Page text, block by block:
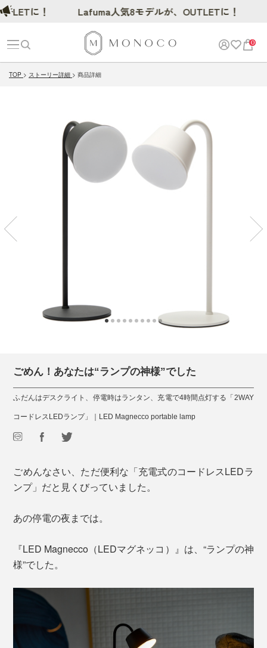
0
TOP ストーリー詳細 商品詳細
ごめん！あなたは“ランプの神様”でした
ふだんはデスクライト、停電時はランタン、充電で4時間点灯する「2WAY
コードレスLEDランプ」｜LED Magnecco portable lamp
ごめんなさい、ただ便利な「充電式のコードレスLEDラ
ンプ」だと見くびっていました。
あの停電の夜までは。
『LED Magnecco（LEDマグネッコ）』は、“ランプの神
様”でした。
に！ Lafuma人気8モデルが、OUTLETに！